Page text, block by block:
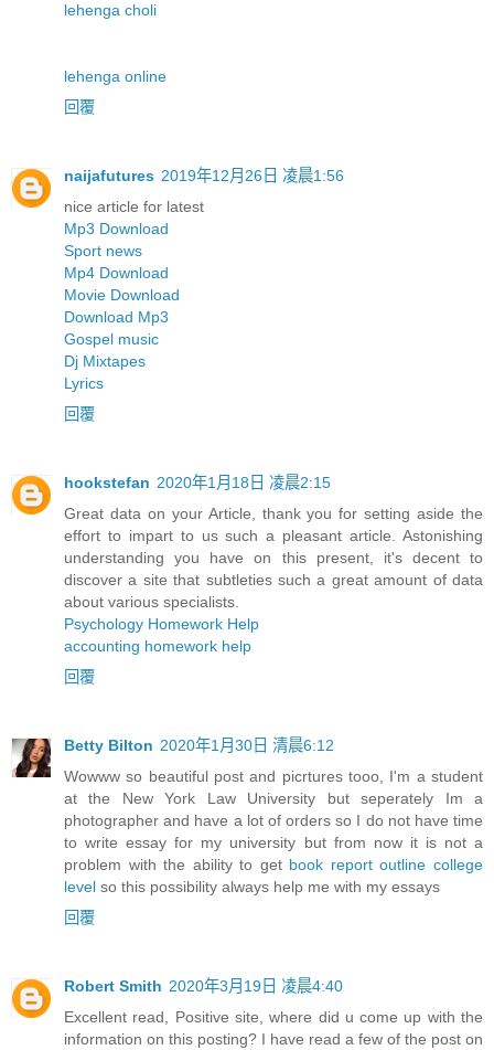
lehenga choli
lehenga online
回覆
naijafutures 2019年12月26日 凌晨1:56
nice article for latest
Mp3 Download
Sport news
Mp4 Download
Movie Download
Download Mp3
Gospel music
Dj Mixtapes
Lyrics
回覆
hookstefan 2020年1月18日 凌晨2:15
Great data on your Article, thank you for setting aside the
effort to impart to us such a pleasant article. Astonishing
understanding you have on this present, it's decent to
discover a site that subtleties such a great amount of data
about various specialists.
Psychology Homework Help
accounting homework help
回覆
Betty Bilton 2020年1月30日 清晨6:12
Wowww so beautiful post and picrtures tooo, I'm a student
at the New York Law University but seperately Im a
photographer and have a lot of orders so I do not have time
to write essay for my university but from now it is not a
problem with the ability to get book report outline college
level so this possibility always help me with my essays
回覆
Robert Smith 2020年3月19日 凌晨4:40
Excellent read, Positive site, where did u come up with the
information on this posting? I have read a few of the post on